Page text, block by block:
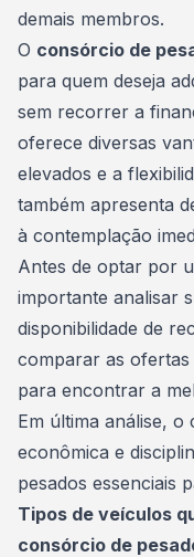
demais membros.
O consórcio de
para quem deseja
sem recorrer a
oferece diversas
elevados e a
também apresenta
à contemplação
Antes de optar por
importante analisar
disponibilidade de
comparar as ofertas
para encontrar a
Em última análise,
econômica e
pesados essenciais
Tipos de veículos
consórcio de